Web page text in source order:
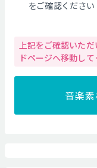
をご確認ください
上記をご確認いた
ドページへ移動して
音楽素